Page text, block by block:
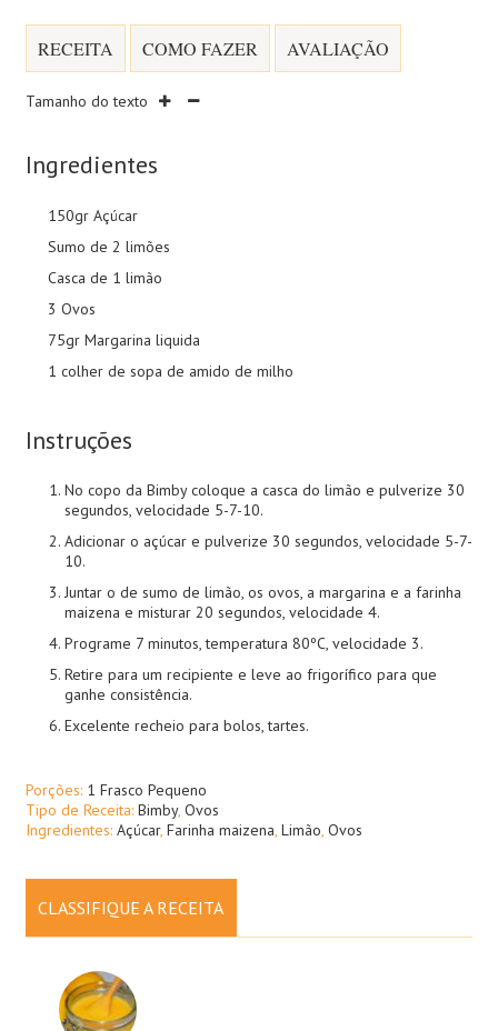
RECEITA COMO FAZER AVALIAÇÃO
Tamanho do texto
Ingredientes
150gr Açúcar
Sumo de 2 limões
Casca de 1 limão
3 Ovos
75gr Margarina liquida
1 colher de sopa de amido de milho
Instruções
No copo da Bimby coloque a casca do limão e pulverize 30
segundos, velocidade 5-7-10.
Adicionar o açúcar e pulverize 30 segundos, velocidade 5-7-
10.
Juntar o de sumo de limão, os ovos, a margarina e a farinha
maizena e misturar 20 segundos, velocidade 4.
Programe 7 minutos, temperatura 80ºC, velocidade 3.
Retire para um recipiente e leve ao frigorífico para que
ganhe consistência.
Excelente recheio para bolos, tartes.
Porções: 1 Frasco Pequeno
Tipo de Receita: Bimby, Ovos
Ingredientes: Açúcar, Farinha maizena, Limão, Ovos
CLASSIFIQUE A RECEITA